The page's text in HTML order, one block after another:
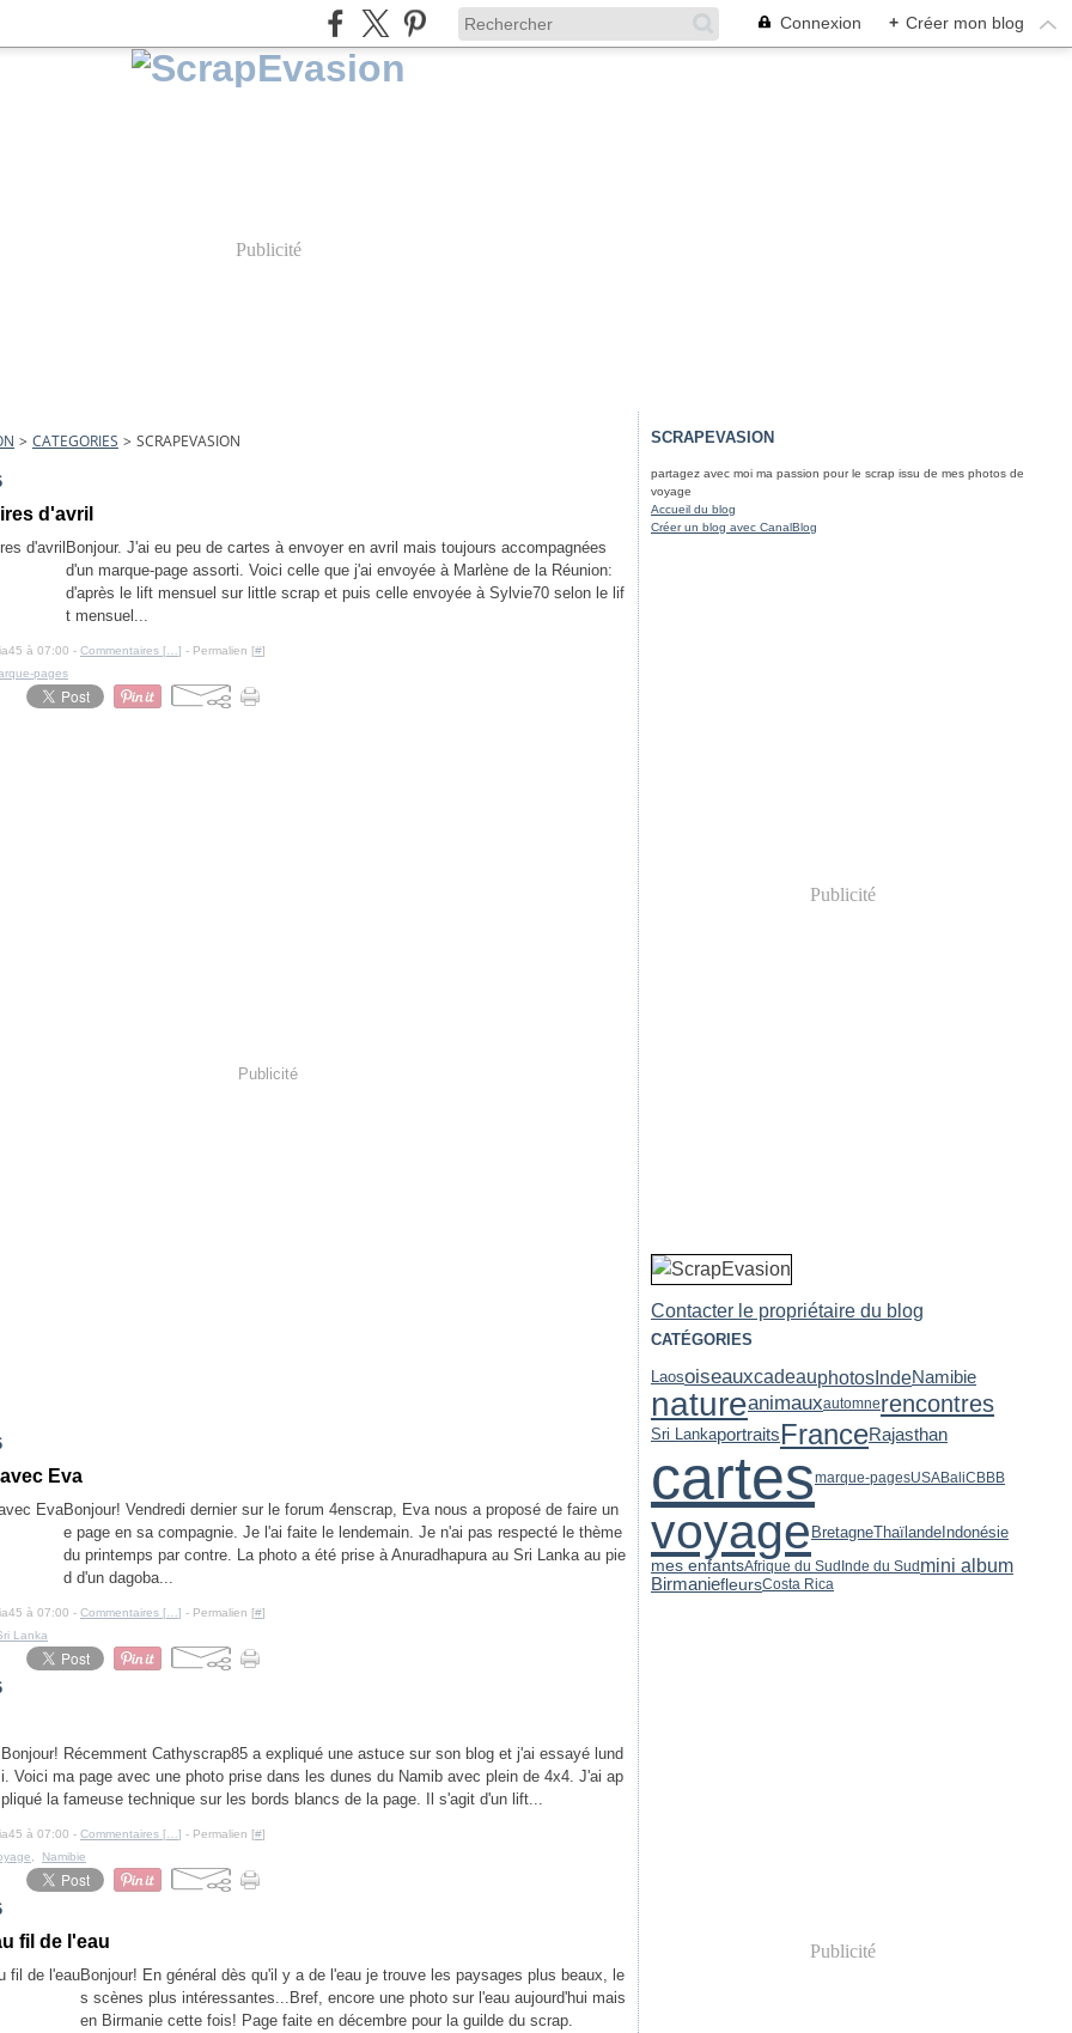
Connexion + Créer mon blog
Publicité
> CATEGORIES > SCRAPEVASION
d'avril
Bonjour. J'ai eu peu de cartes à envoyer en avril mais toujours accompagnées
d'un marque-page assorti. Voici celle que j'ai envoyée à Marlène de la Réunion:
d'après le lift mensuel sur little scrap et puis celle envoyée à Sylvie70 selon le lif
t mensuel...
à 07:00 - Commentaires [ ] - Permalien [#]
pages
Publicité
Eva
Bonjour! Vendredi dernier sur le forum 4enscrap, Eva nous a proposé de faire un
e page en sa compagnie. Je l'ai faite le lendemain. Je n'ai pas respecté le thème
du printemps par contre. La photo a été prise à Anuradhapura au Sri Lanka au pie
d d'un dagoba...
à 07:00 - Commentaires [ ] - Permalien [#]
Lanka
Bonjour! Récemment Cathyscrap85 a expliqué une astuce sur son blog et j'ai essayé lund
i. Voici ma page avec une photo prise dans les dunes du Namib avec plein de 4x4. J'ai ap
pliqué la fameuse technique sur les bords blancs de la page. Il s'agit d'un lift...
à 07:00 - Commentaires [ ] - Permalien [#]
Namibie
fil de l'eau
Bonjour! En général dès qu'il y a de l'eau je trouve les paysages plus beaux, le
s scènes plus intéressantes...Bref, encore une photo sur l'eau aujourd'hui mais
en Birmanie cette fois! Page faite en décembre pour la guilde du scrap.
SCRAPEVASION
partagez avec moi ma passion pour le scrap issu de mes photos de
voyage
Accueil du blog
Créer un blog avec CanalBlog
Publicité
Contacter le propriétaire du blog
CATÉGORIES
LaosoiseauxcadeauphotosIndeNamibie
natureanimauxautomnerencontres
Sri LankaportraitsFranceRajasthan
cartesmarque-pagesUSABaliCBBB
voyage BretagneThaïlandeIndonésie
mes enfantsAfrique du SudInde du Sudmini album
BirmaniefleursCosta Rica
Publicité